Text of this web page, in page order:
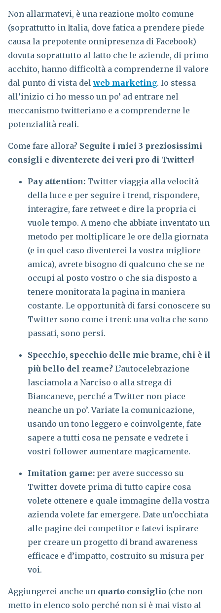
Non allarmatevi, è una reazione molto comune
(soprattutto in Italia, dove fatica a prendere piede
causa la prepotente onnipresenza di Facebook)
dovuta soprattutto al fatto che le aziende, di primo
acchito, hanno difficoltà a comprenderne il valore
dal punto di vista delweb marketing. Io stessa
all’inizio ci ho messo un po’ ad entrare nel
meccanismo twitteriano e a comprenderne le
potenzialità reali.
Come fare allora? Seguite i miei 3 preziosissimi
consigli e diventerete dei veri pro di Twitter!
Pay attention: Twitter viaggia alla velocità
della luce e per seguire i trend, rispondere,
interagire, fare retweet e dire la propria ci
vuole tempo. A meno che abbiate inventato un
metodo per moltiplicare le ore della giornata
(e in quel caso diventerei la vostra migliore
amica), avrete bisogno di qualcuno che se ne
occupi al posto vostro o che sia disposto a
tenere monitorata la pagina in maniera
costante. Le opportunità di farsi conoscere su
Twitter sono come i treni: una volta che sono
passati, sono persi.
Specchio, specchio delle mie brame, chi è il
più bello del reame? L’autocelebrazione
lasciamola a Narciso o alla strega di
Biancaneve, perché a Twitter non piace
neanche un po’. Variate la comunicazione,
usando un tono leggero e coinvolgente, fate
sapere a tutti cosa ne pensate e vedrete i
vostri follower aumentare magicamente.
Imitation game: per avere successo su
Twitter dovete prima di tutto capire cosa
volete ottenere e quale immagine della vostra
azienda volete far emergere. Date un’occhiata
alle pagine dei competitor e fatevi ispirare
per creare un progetto di brand awareness
efficace e d’impatto, costruito su misura per
voi.
Aggiungerei anche un quarto consiglio (che non
metto in elenco solo perché non si è mai visto al